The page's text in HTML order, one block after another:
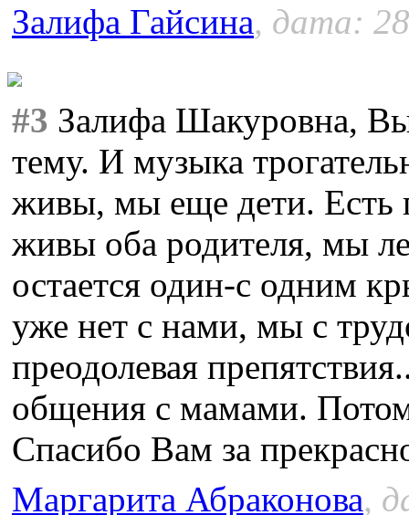
Залифа Гайсина, дата:
#3 Залифа Шакуровна,
тему. И музыка
живы, мы еще дети. Есть
живы оба родителя, мы
остается один-с одним
уже нет с нами, мы с
преодолевая
общения с мамами. Потом
Спасибо Вам за
Маргарита Абраконова,